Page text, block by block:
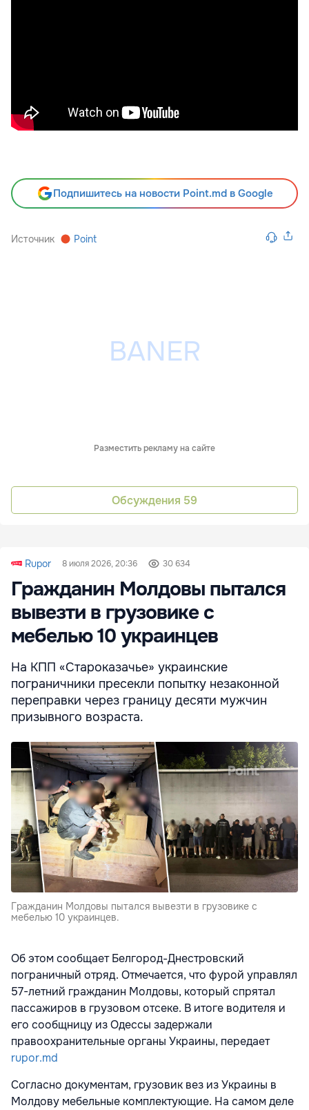
Подпишитесь на новости Point.md в Google
Источник Point
Разместить рекламу на сайте
Обсуждения 59
Rupor 8 июля 2026, 20:36 30 634
Гражданин Молдовы пытался
вывезти в грузовике с
мебелью 10 украинцев
На КПП «Староказачье» украинские
пограничники пресекли попытку незаконной
переправки через границу десяти мужчин
призывного возраста.
Гражданин Молдовы пытался вывезти в грузовике с
мебелью 10 украинцев.
Об этом сообщает Белгород-Днестровский
пограничный отряд. Отмечается, что фурой управлял
57-летний гражданин Молдовы, который спрятал
пассажиров в грузовом отсеке. В итоге водителя и
его сообщницу из Одессы задержали
правоохранительные органы Украины, передает
rupor.md
Согласно документам, грузовик вез из Украины в
Молдову мебельные комплектующие. На самом деле